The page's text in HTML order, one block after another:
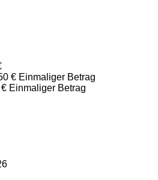
€ Einmaliger Betrag
Einmaliger Betrag